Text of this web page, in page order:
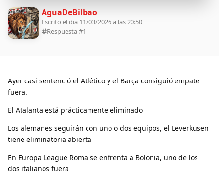
AguaDeBilbao
Escrito el día 11/03/2026 a las 20:50
Respuesta #1
Ayer casi sentenció el Atlético y el Barça consiguió empate
fuera.
El Atalanta está prácticamente eliminado
Los alemanes seguirán con uno o dos equipos, el Leverkusen
tiene eliminatoria abierta
En Europa League Roma se enfrenta a Bolonia, uno de los
dos italianos fuera